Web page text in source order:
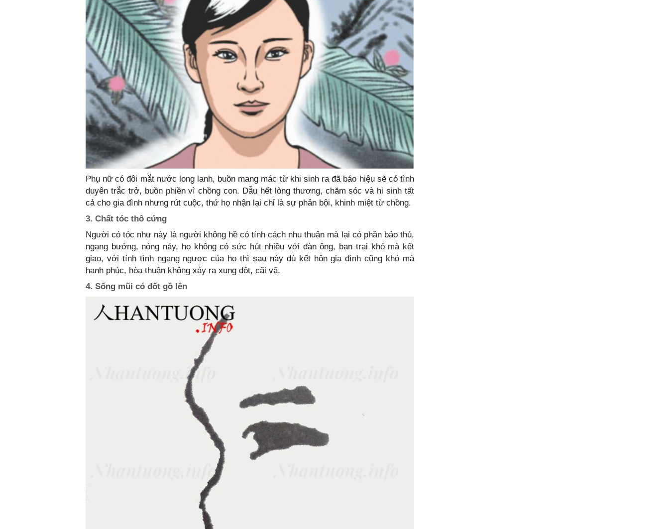
Phụ nữ có đôi mắt nước long lanh, buồn mang mác từ khi sinh ra đã báo hiệu sẽ có tình
duyên trắc trở, buồn phiền vì chồng con. Dẫu hết lòng thương, chăm sóc và hi sinh tất
cả cho gia đình nhưng rút cuộc, thứ họ nhận lại chỉ là sự phản bội, khinh miệt từ chồng.
3. Chất tóc thô cứng
Người có tóc như này là người không hề có tính cách nhu thuận mà lại có phần bảo thủ,
ngang bướng, nóng nảy, họ không có sức hút nhiều với đàn ông, bạn trai khó mà kết
giao, với tính tình ngang ngược của họ thì sau này dù kết hôn gia đình cũng khó mà
hạnh phúc, hòa thuận không xảy ra xung đột, cãi vã.
4. Sống mũi có đốt gồ lên